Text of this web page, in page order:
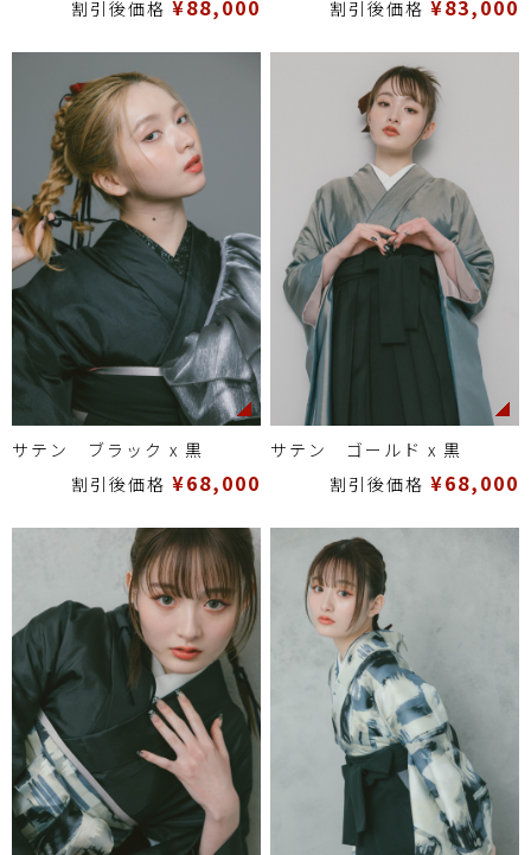
割引後価格 ¥88,000 割引後価格 ¥83,000
サテン ブラック x 黒
割引後価格 ¥68,000
サテン ゴールド x 黒
割引後価格 ¥68,000